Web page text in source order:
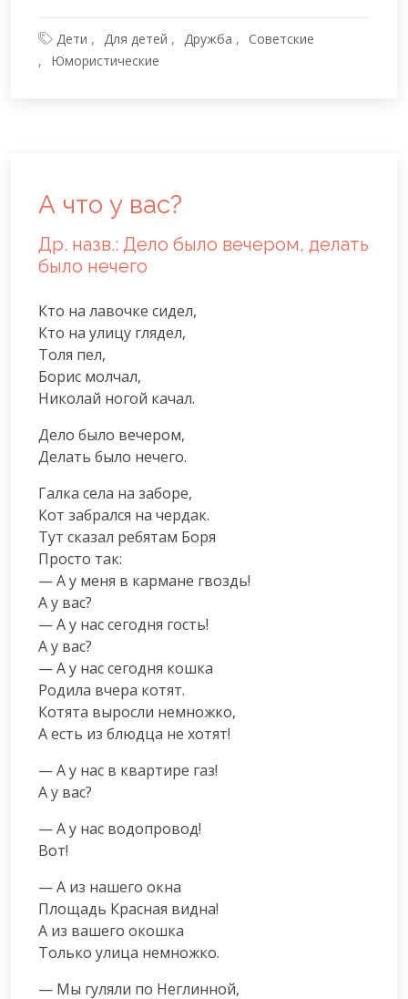
Дети Для детей Дружба
Советские
Юмористические
А что у вас?
Др. назв.: Дело было вечером, делать
было нечего
Кто на лавочке сидел,
Кто на улицу глядел,
Толя пел,
Борис молчал,
Николай ногой качал.
Дело было вечером,
Делать было нечего.
Галка села на заборе,
Кот забрался на чердак.
Тут сказал ребятам Боря
Просто так:
— А у меня в кармане гвоздь!
А у вас?
— А у нас сегодня гость!
А у вас?
— А у нас сегодня кошка
Родила вчера котят.
Котята выросли немножко,
А есть из блюдца не хотят!
— А у нас в квартире газ!
А у вас?
— А у нас водопровод!
Вот!
— А из нашего окна
Площадь Красная видна!
А из вашего окошка
Только улица немножко.
— Мы гуляли по Неглинной,